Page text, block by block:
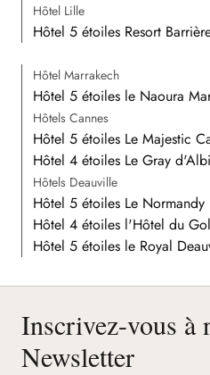
Hôtel Lille
Hôtel 5 étoiles Resort
Hôtel Marrakech
Hôtel 5 étoiles le Naoura
Hôtels Cannes
Hôtel 5 étoiles Le Majestic
Hôtel 4 étoiles Le Gray
Hôtels Deauville
Hôtel 5 étoiles Le Normandy
Hôtel 4 étoiles l'Hôtel du
Hôtel 5 étoiles le Royal
Inscrivez-vous à
Newsletter